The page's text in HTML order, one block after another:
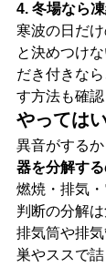
4. 冬場なら
寒波の日だ
と決めつけ
だき付きな
す方法も確認
やっては
異音がするか
器を分解す
燃焼・排気
判断の分解
排気筒や排
巣やススで